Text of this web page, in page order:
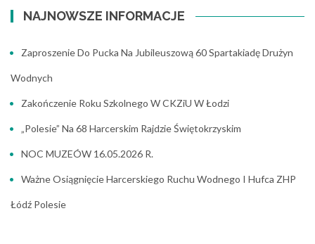
NAJNOWSZE INFORMACJE
Zaproszenie Do Pucka Na Jubileuszową 60 Spartakiadę Drużyn
Wodnych
Zakończenie Roku Szkolnego W CKZiU W Łodzi
„Polesie” Na 68 Harcerskim Rajdzie Świętokrzyskim
NOC MUZEÓW 16.05.2026 R.
Ważne Osiągnięcie Harcerskiego Ruchu Wodnego I Hufca ZHP
Łódź Polesie